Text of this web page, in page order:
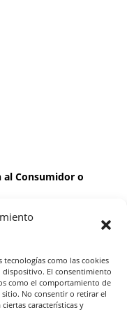
tecnologías como las cookies
dispositivo. El consentimiento
como el comportamiento de
No consentir o retirar el
características y
al Consumidor o